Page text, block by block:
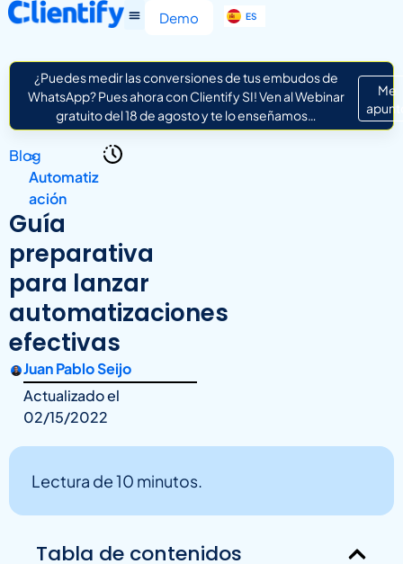
Demo ES
IT
¿Puedes medir las conversiones de tus embudos de
WhatsApp? Pues ahora con Clientify SI! Ven al Webinar
gratuito del 18 de agosto y te lo enseñamos…
Me
Blog
>
Automatiz
ación
Guía
preparativa
para lanzar
automatizaciones
efectivas
Juan Pablo Seijo
Actualizado el
02/15/2022
Lectura de 10 minutos.
Tabla de contenidos